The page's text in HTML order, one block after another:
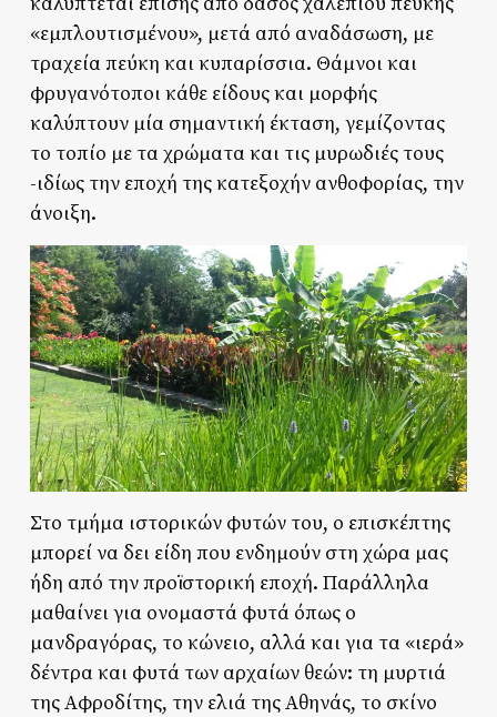
«εμπλουτισμένου», μετά από αναδάσωση, με
τραχεία πεύκη και κυπαρίσσια. Θάμνοι και
φρυγανότοποι κάθε είδους και μορφής
καλύπτουν μία σημαντική έκταση, γεμίζοντας
το τοπίο με τα χρώματα και τις μυρωδιές τους
-ιδίως την εποχή της κατεξοχήν ανθοφορίας, την
άνοιξη.
Στο τμήμα ιστορικών φυτών του, ο επισκέπτης
μπορεί να δει είδη που ενδημούν στη χώρα μας
ήδη από την προϊστορική εποχή. Παράλληλα
μαθαίνει για ονομαστά φυτά όπως ο
μανδραγόρας, το κώνειο, αλλά και για τα «ιερά»
δέντρα και φυτά των αρχαίων θεών: τη μυρτιά
της Αφροδίτης, την ελιά της Αθηνάς, το σκίνο